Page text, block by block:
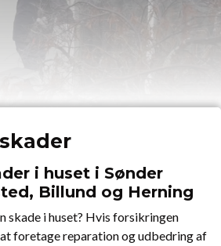
i huset i Sønder
Billund og Herning
skade i huset? Hvis forsikringen
foretage reparation og udbedring af